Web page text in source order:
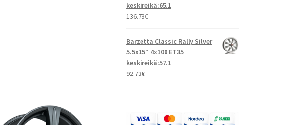
keskireikä:65.1
136.73€
Barzetta Classic Rally Silver
5.5x15" 4x100 ET35
keskireikä:57.1
92.73€